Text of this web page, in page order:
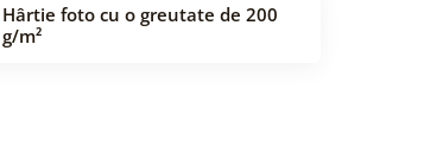
Hârtie foto cu o greutate de 200
g/m²